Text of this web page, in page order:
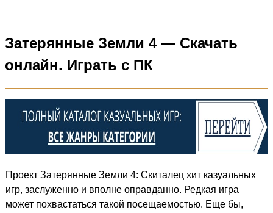
Затерянные Земли 4 — Скачать
онлайн. Играть с ПК
Проект Затерянные Земли 4: Скиталец хит казуальных
игр, заслуженно и вполне оправданно. Редкая игра
может похвастаться такой посещаемостью. Еще бы,